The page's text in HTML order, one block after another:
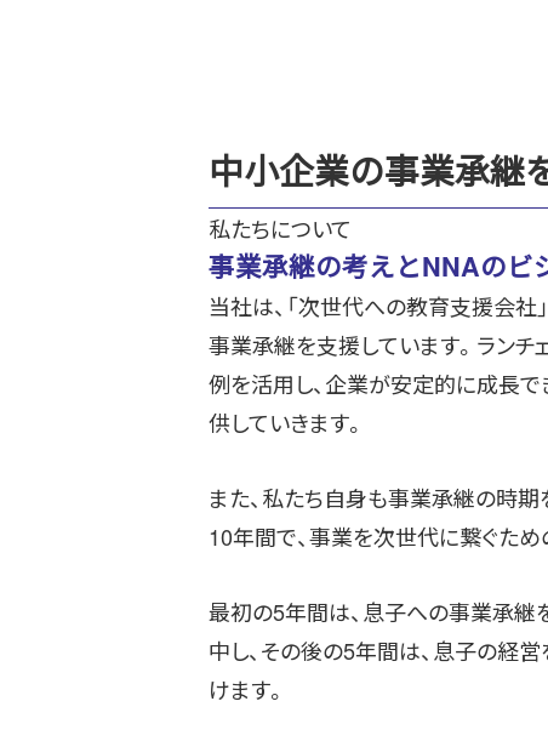
中小企業の事業承継
私たちについて
事業承継の考えとNNAのビ
当社は、「次世代への教育支援会社
事業承継を支援しています。ラン
例を活用し、企業が安定的に成長で
供していきます。
また、私たち自身も事業承継の時期
10年間で、事業を次世代に繋ぐため
最初の5年間は、息子への事業承継
中し、その後の5年間は、息子の経
けます。